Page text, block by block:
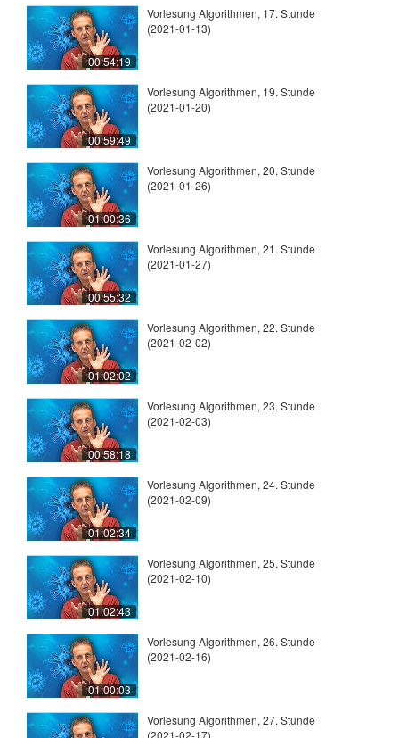
00:54:19
Vorlesung Algorithmen, 17. Stunde
(2021-01-13)
00:59:49
Vorlesung Algorithmen, 19. Stunde
(2021-01-20)
01:00:36
Vorlesung Algorithmen, 20. Stunde
(2021-01-26)
00:55:32
Vorlesung Algorithmen, 21. Stunde
(2021-01-27)
01:02:02
Vorlesung Algorithmen, 22. Stunde
(2021-02-02)
00:58:18
Vorlesung Algorithmen, 23. Stunde
(2021-02-03)
01:02:34
Vorlesung Algorithmen, 24. Stunde
(2021-02-09)
01:02:43
Vorlesung Algorithmen, 25. Stunde
(2021-02-10)
01:00:03
Vorlesung Algorithmen, 26. Stunde
(2021-02-16)
Vorlesung Algorithmen, 27. Stunde